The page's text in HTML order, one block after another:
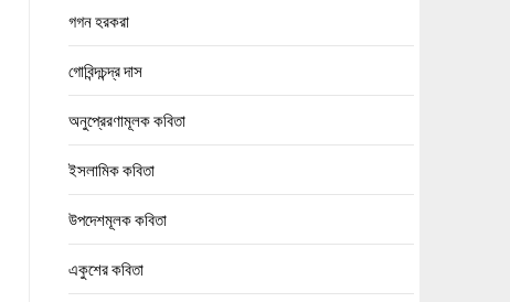
গগন হরকরা
গোবিন্দচন্দ্র দাস
অনুপ্রেরণামূলক কবিতা
ইসলামিক কবিতা
উপদেশমূলক কবিতা
একুশের কবিতা